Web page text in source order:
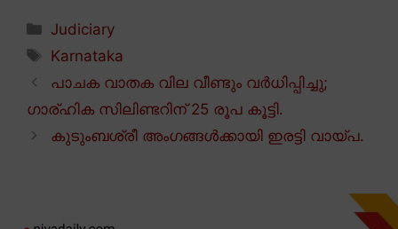
Categories
Judiciary
Tags
Karnataka
പാചക വാതക വില വീണ്ടും വർധിപ്പിച്ചു;
ഗാര്ഹിക സിലിണ്ടറിന് 25 രൂപ കൂട്ടി.
കുടുംബശ്രീ അംഗങ്ങൾക്കായി ഇരട്ടി വായ്പ.